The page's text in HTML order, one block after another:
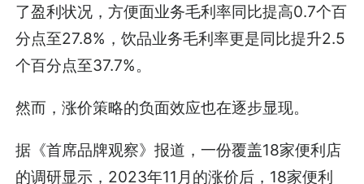
了盈利状况，方便面业务毛利率同比提高0.7个百
分点至27.8%，饮品业务毛利率更是同比提升2.5
个百分点至37.7%。
然而，涨价策略的负面效应也在逐步显现。
据《首席品牌观察》报道，一份覆盖18家便利店
的调研显示，2023年11月的涨价后，18家便利